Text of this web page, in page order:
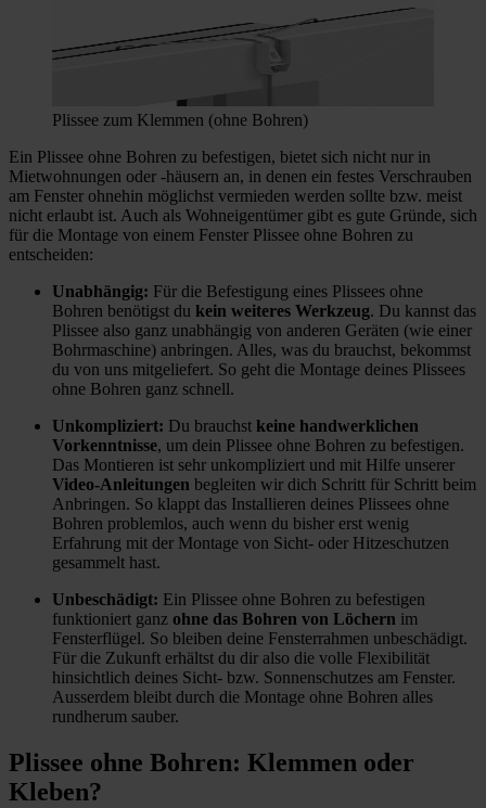
Plissee zum Klemmen (ohne Bohren)
Ein Plissee ohne Bohren zu befestigen, bietet sich nicht nur in
Mietwohnungen oder -häusern an, in denen ein festes Verschrauben
am Fenster ohnehin möglichst vermieden werden sollte bzw. meist
nicht erlaubt ist. Auch als Wohneigentümer gibt es gute Gründe, sich
für die Montage von einem Fenster Plissee ohne Bohren zu
entscheiden:
Unabhängig: Für die Befestigung eines Plissees ohne
Bohren benötigst du kein weiteres Werkzeug. Du kannst das
Plissee also ganz unabhängig von anderen Geräten (wie einer
Bohrmaschine) anbringen. Alles, was du brauchst, bekommst
du von uns mitgeliefert. So geht die Montage deines Plissees
ohne Bohren ganz schnell.
Unkompliziert: Du brauchst keine handwerklichen
Vorkenntnisse, um dein Plissee ohne Bohren zu befestigen.
Das Montieren ist sehr unkompliziert und mit Hilfe unserer
Video-Anleitungen begleiten wir dich Schritt für Schritt beim
Anbringen. So klappt das Installieren deines Plissees ohne
Bohren problemlos, auch wenn du bisher erst wenig
Erfahrung mit der Montage von Sicht- oder Hitzeschutzen
gesammelt hast.
Unbeschädigt: Ein Plissee ohne Bohren zu befestigen
funktioniert ganz ohne das Bohren von Löchern im
Fensterflügel. So bleiben deine Fensterrahmen unbeschädigt.
Für die Zukunft erhältst du dir also die volle Flexibilität
hinsichtlich deines Sicht- bzw. Sonnenschutzes am Fenster.
Ausserdem bleibt durch die Montage ohne Bohren alles
rundherum sauber.
Plissee ohne Bohren: Klemmen oder
Kleben?